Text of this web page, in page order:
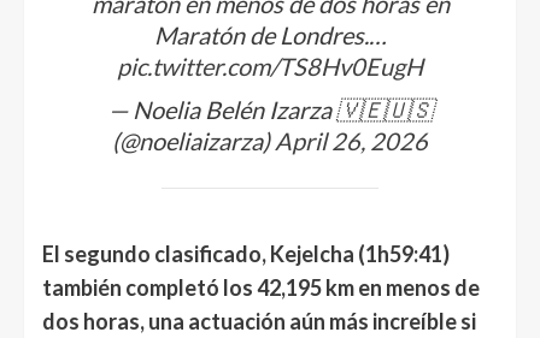
Maratón de Londres.…
pic.twitter.com/TS8Hv0EugH
— Noelia Belén Izarza 🇻🇪🇺🇸
(@noeliaizarza)April 26, 2026
El segundo clasificado, Kejelcha (1h59:41)
también completó los 42,195 km en menos de
dos horas, una actuación aún más increíble si